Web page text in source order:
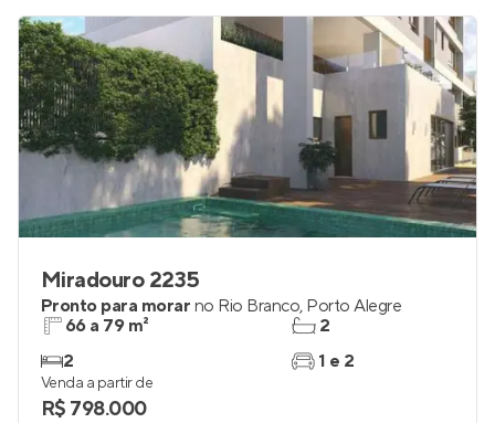
Miradouro 2235
Pronto para morar no Rio Branco, Porto Alegre
66 a 79 m²
2
2
1 e 2
Venda a partir de
R$ 798.000